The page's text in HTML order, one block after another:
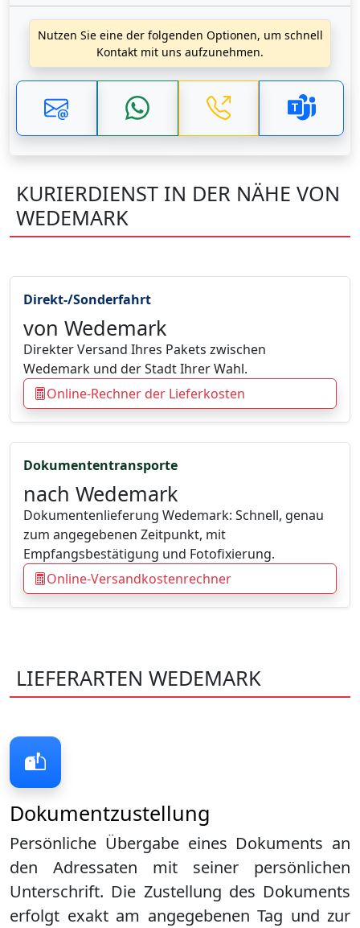
Nutzen Sie eine der folgenden Optionen, um schnell
Kontakt mit uns aufzunehmen.
KURIERDIENST IN DER NÄHE VON
WEDEMARK
Direkt-/Sonderfahrt
von Wedemark
Direkter Versand Ihres Pakets zwischen
Wedemark und der Stadt Ihrer Wahl.
Online-Rechner der Lieferkosten
Dokumententransporte
nach Wedemark
Dokumentenlieferung Wedemark: Schnell, genau
zum angegebenen Zeitpunkt, mit
Empfangsbestätigung und Fotofixierung.
Online-Versandkostenrechner
LIEFERARTEN WEDEMARK
Dokumentzustellung
Persönliche Übergabe eines Dokuments an
den Adressaten mit seiner persönlichen
Unterschrift. Die Zustellung des Dokuments
erfolgt exakt am angegebenen Tag und zur